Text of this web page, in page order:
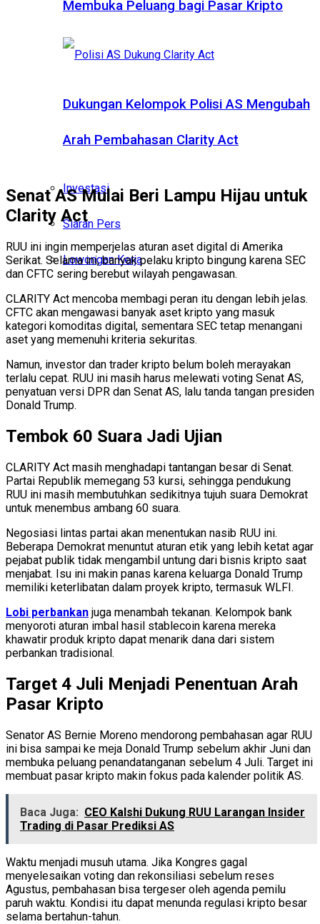
Membuka Peluang bagi Pasar Kripto
Dukungan Kelompok Polisi AS Mengubah
Arah Pembahasan Clarity Act
Investasi
Siaran Pers
Lowongan Kerja
Senat AS Mulai Beri Lampu Hijau untuk
Clarity Act
RUU ini ingin memperjelas aturan aset digital di Amerika
Serikat. Selama ini, banyak pelaku kripto bingung karena SEC
dan CFTC sering berebut wilayah pengawasan.
CLARITY Act mencoba membagi peran itu dengan lebih jelas.
CFTC akan mengawasi banyak aset kripto yang masuk
kategori komoditas digital, sementara SEC tetap menangani
aset yang memenuhi kriteria sekuritas.
Namun, investor dan trader kripto belum boleh merayakan
terlalu cepat. RUU ini masih harus melewati voting Senat AS,
penyatuan versi DPR dan Senat AS, lalu tanda tangan presiden
Donald Trump.
Tembok 60 Suara Jadi Ujian
CLARITY Act masih menghadapi tantangan besar di Senat.
Partai Republik memegang 53 kursi, sehingga pendukung
RUU ini masih membutuhkan sedikitnya tujuh suara Demokrat
untuk menembus ambang 60 suara.
Negosiasi lintas partai akan menentukan nasib RUU ini.
Beberapa Demokrat menuntut aturan etik yang lebih ketat agar
pejabat publik tidak mengambil untung dari bisnis kripto saat
menjabat. Isu ini makin panas karena keluarga Donald Trump
memiliki keterlibatan dalam proyek kripto, termasuk WLFI.
Lobi perbankan juga menambah tekanan. Kelompok bank
menyoroti aturan imbal hasil stablecoin karena mereka
khawatir produk kripto dapat menarik dana dari sistem
perbankan tradisional.
Target 4 Juli Menjadi Penentuan Arah
Pasar Kripto
Senator AS Bernie Moreno mendorong pembahasan agar RUU
ini bisa sampai ke meja Donald Trump sebelum akhir Juni dan
membuka peluang penandatanganan sebelum 4 Juli. Target ini
membuat pasar kripto makin fokus pada kalender politik AS.
Baca Juga: CEO Kalshi Dukung RUU Larangan Insider
Trading di Pasar Prediksi AS
Waktu menjadi musuh utama. Jika Kongres gagal
menyelesaikan voting dan rekonsiliasi sebelum reses
Agustus, pembahasan bisa tergeser oleh agenda pemilu
paruh waktu. Kondisi itu dapat menunda regulasi kripto besar
selama bertahun-tahun.